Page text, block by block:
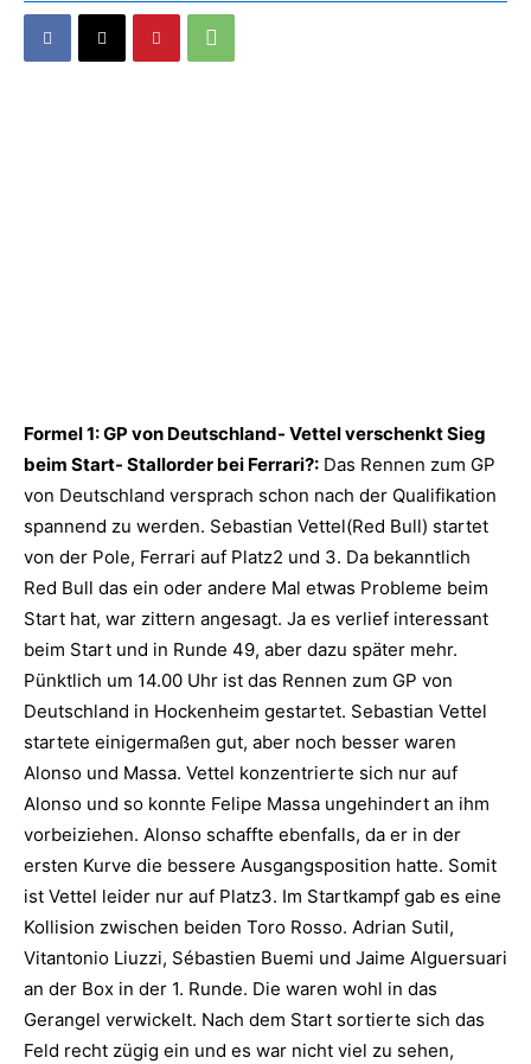
Formel 1: GP von Deutschland- Vettel verschenkt Sieg
beim Start- Stallorder bei Ferrari?: Das Rennen zum GP
von Deutschland versprach schon nach der Qualifikation
spannend zu werden. Sebastian Vettel(Red Bull) startet
von der Pole, Ferrari auf Platz2 und 3. Da bekanntlich
Red Bull das ein oder andere Mal etwas Probleme beim
Start hat, war zittern angesagt. Ja es verlief interessant
beim Start und in Runde 49, aber dazu später mehr.
Pünktlich um 14.00 Uhr ist das Rennen zum GP von
Deutschland in Hockenheim gestartet. Sebastian Vettel
startete einigermaßen gut, aber noch besser waren
Alonso und Massa. Vettel konzentrierte sich nur auf
Alonso und so konnte Felipe Massa ungehindert an ihm
vorbeiziehen. Alonso schaffte ebenfalls, da er in der
ersten Kurve die bessere Ausgangsposition hatte. Somit
ist Vettel leider nur auf Platz3. Im Startkampf gab es eine
Kollision zwischen beiden Toro Rosso. Adrian Sutil,
Vitantonio Liuzzi, Sébastien Buemi und Jaime Alguersuari
an der Box in der 1. Runde. Die waren wohl in das
Gerangel verwickelt. Nach dem Start sortierte sich das
Feld recht zügig ein und es war nicht viel zu sehen,